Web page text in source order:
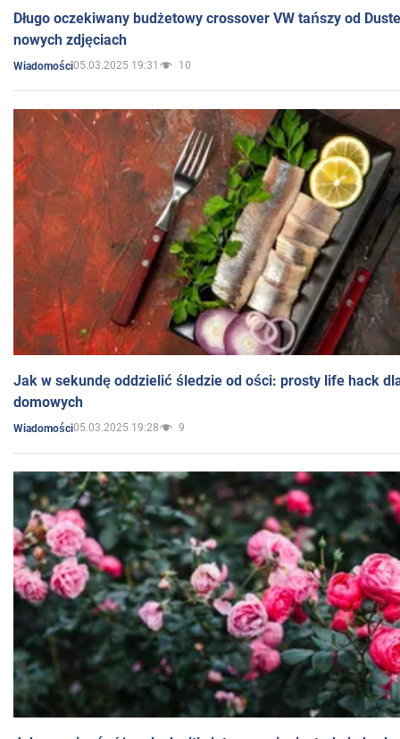
Długo oczekiwany budżetowy crossover VW tańszy od
nowych zdjęciach
Wiadomości05.03.2025 19:31 10
Jak w sekundę oddzielić śledzie od ości: prosty life hack
domowych
Wiadomości05.03.2025 19:28 9